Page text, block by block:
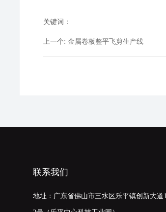
关键词：
上一个: 金属卷板整平飞剪生产线
联系我们
地址：广东省佛山市三水区乐平镇创新大道1